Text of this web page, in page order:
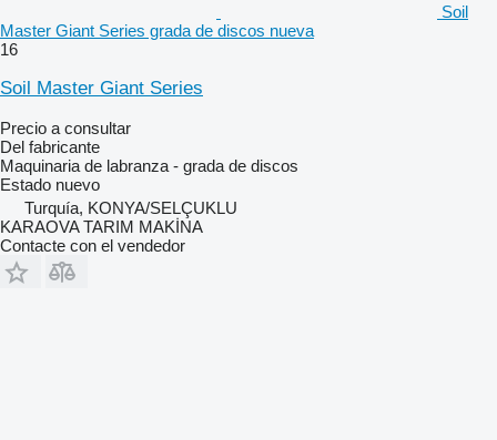
Soil
Master Giant Series grada de discos nueva
16
Soil Master Giant Series
Precio a consultar
Del fabricante
Maquinaria de labranza - grada de discos
Estado nuevo
Turquía, KONYA/SELÇUKLU
KARAOVA TARIM MAKİNA
Contacte con el vendedor